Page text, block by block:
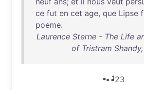
ce fut en cet age, que Lipse
poeme.
Laurence Sterne - The Life
of Tristram
123